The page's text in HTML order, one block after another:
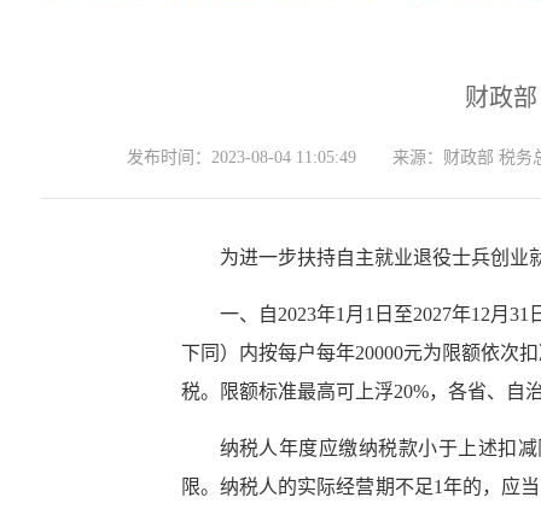
财政
发布时间： 2023-08-04 11:05:49 来源： 财政部 税务
为进一步扶持自主就业退役士兵创业
一、自2023年1月1日至2027年12月
下同）内按每户每年20000元为限额依次
税。限额标准最高可上浮20%，各省、自
纳税人年度应缴纳税款小于上述扣
限。纳税人的实际经营期不足1年的，应